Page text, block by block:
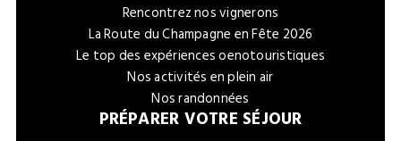
Rencontrez nos vignerons
La Route du Champagne en Fête 2026
Le top des expériences oenotouristiques
Nos activités en plein air
Nos randonnées
PRÉPARER VOTRE SÉJOUR